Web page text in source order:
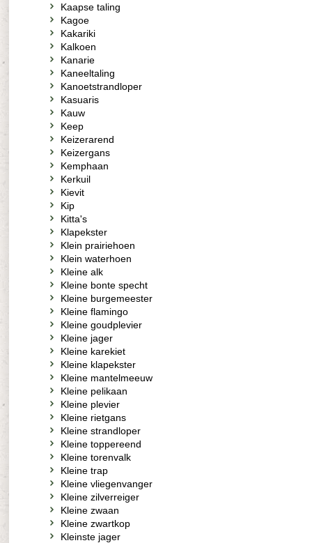
Kaapse taling
Kagoe
Kakariki
Kalkoen
Kanarie
Kaneeltaling
Kanoetstrandloper
Kasuaris
Kauw
Keep
Keizerarend
Keizergans
Kemphaan
Kerkuil
Kievit
Kip
Kitta's
Klapekster
Klein prairiehoen
Klein waterhoen
Kleine alk
Kleine bonte specht
Kleine burgemeester
Kleine flamingo
Kleine goudplevier
Kleine jager
Kleine karekiet
Kleine klapekster
Kleine mantelmeeuw
Kleine pelikaan
Kleine plevier
Kleine rietgans
Kleine strandloper
Kleine toppereend
Kleine torenvalk
Kleine trap
Kleine vliegenvanger
Kleine zilverreiger
Kleine zwaan
Kleine zwartkop
Kleinste jager